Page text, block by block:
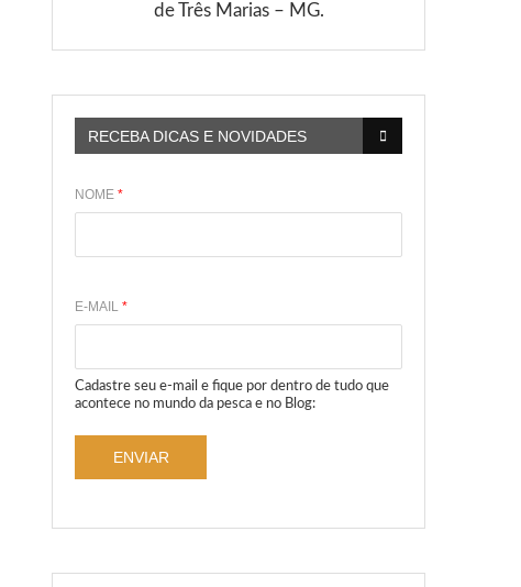
de Três Marias – MG.
RECEBA DICAS E NOVIDADES
NOME *
E-MAIL *
Cadastre seu e-mail e fique por dentro de tudo que
acontece no mundo da pesca e no Blog:
ENVIAR